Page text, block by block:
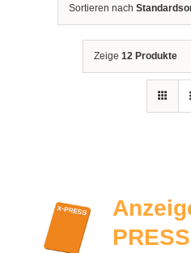
Sortieren nach
Zeige 12 Produkte